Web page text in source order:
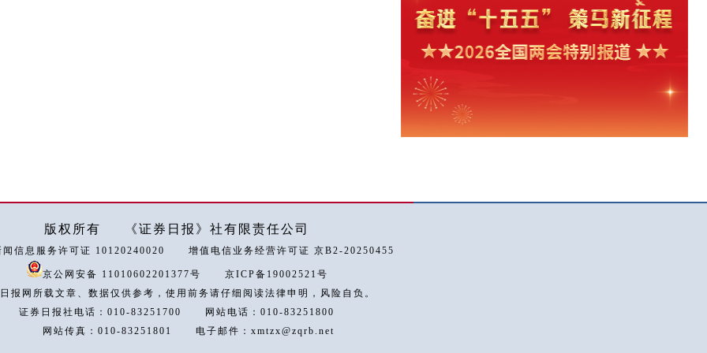
版权所有 《证券日报》社有限责任公司
闻信息服务许可证 10120240020 增值电信业务经营许可证 京B2-20250455
京公网安备 11010602201377号
京ICP备19002521号
报网所载文章、数据仅供参考，使用前务请仔细阅读法律申明，风险自负。
证券日报社电话：010-83251700
网站电话：010-83251800
网站传真：010-83251801
电子邮件：xmtzx@zqrb.net